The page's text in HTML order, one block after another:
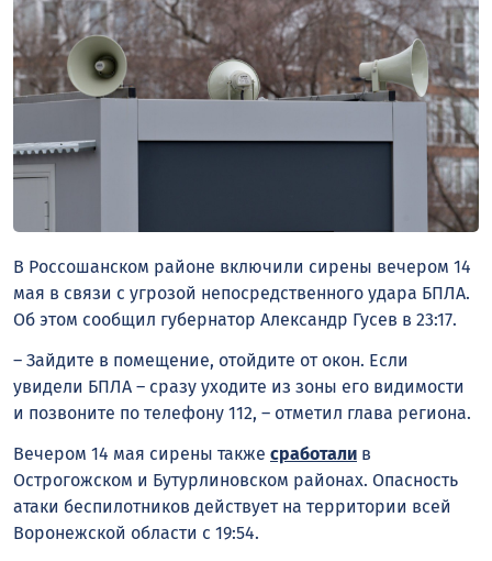
В Россошанском районе включили сирены вечером 14
мая в связи с угрозой непосредственного удара БПЛА.
Об этом сообщил губернатор Александр Гусев в 23:17.
– Зайдите в помещение, отойдите от окон. Если
увидели БПЛА – сразу уходите из зоны его видимости
и позвоните по телефону 112, – отметил глава региона.
Вечером 14 мая сирены также сработали в
Острогожском и Бутурлиновском районах. Опасность
атаки беспилотников действует на территории всей
Воронежской области с 19:54.